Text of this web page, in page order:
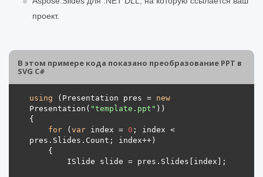
проект.
В этом примере кода показано преобразование PPT в
SVG C#
using (Presentation pres = new
Presentation( "template.ppt"
for (var index = 0 ; index <